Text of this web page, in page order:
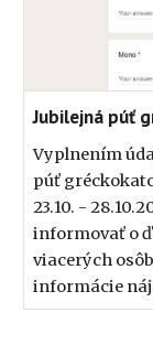
Jubilejná púť
Vyplnením
púť
23.10. -
informovať o
viacerých
informácie